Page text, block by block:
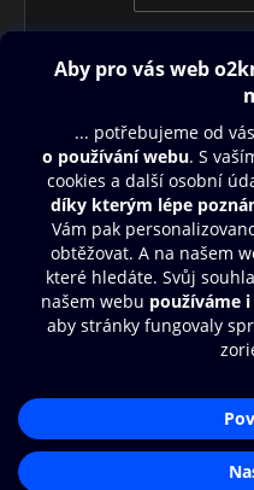
Obsah ke stažení
Moje O2 Knihovna
Další zábava
© O2 Czech Republic a.s.
Zásady zpracování